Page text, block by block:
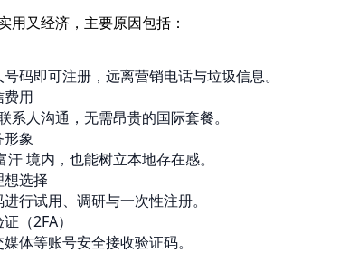
用又经济，主要原因包括：
码即可注册，远离营销电话与垃圾信息。
费用
系人沟通，无需昂贵的国际套餐。
形象
汗 境内，也能树立本地存在感。
选择
行试用、调研与一次性注册。
（2FA）
体等账号安全接收验证码。